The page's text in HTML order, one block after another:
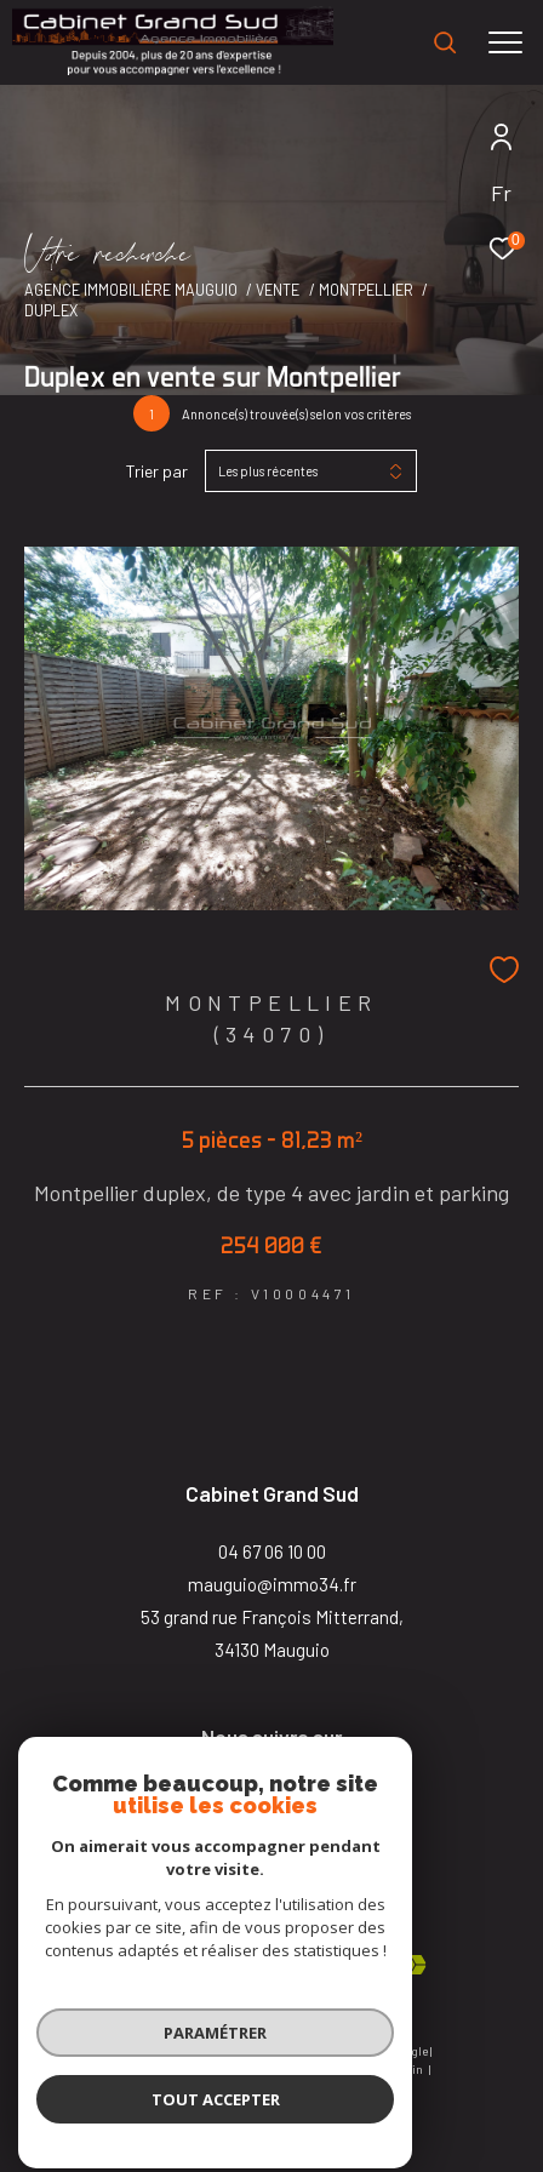
Fr
0
Vore recece
AGENCE IMMOBILIÈRE MAUGUIO VENTE
MONTPELLIER
DUPLEX
Duplex en vente sur Montpellier
1 Annonce(s) trouvée(s) selon vos critères
Trier par Les plus récentes
MONTPELLIER
(34070)
5 pièces - 81,23 m²
Montpellier duplex, de type 4 avec jardin et parking
254 000 €
REF : V10004471
Cabinet Grand Sud
04 67 06 10 00
mauguio@immo34.fr
53 grand rue François Mitterrand,
34130
mauguio
Nous suivre sur
Adhérents
© 2026 | Tous droits réservés | Traduction powered by Google |
Admin
Comme beaucoup, notre site
utilise les cookies
On aimerait vous accompagner pendant
votre visite.
En poursuivant, vous acceptez l'utilisation des
cookies par ce site, afin de vous proposer des
contenus adaptés et réaliser des statistiques !
PARAMÉTRER
TOUT ACCEPTER